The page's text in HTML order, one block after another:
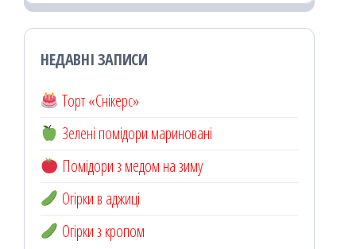
НЕДАВНІ ЗАПИСИ
Торт «Снікерс»
Зелені помідори мариновані
Помідори з медом на зиму
Огірки в аджиці
Огірки з кропом